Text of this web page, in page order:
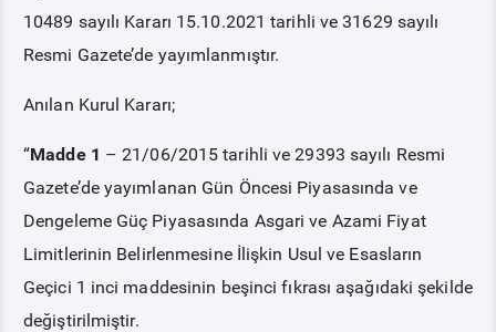
BT HİZMET YÖNETİM SİSTEMİ POLİTİKAMIZ
10489 sayılı Kararı 15.10.2021 tarihli ve 31629 sayılı
Resmi Gazete’de yayımlanmıştır.
Anılan Kurul Kararı;
“Madde 1 – 21/06/2015 tarihli ve 29393 sayılı Resmi
Gazete’de yayımlanan Gün Öncesi Piyasasında ve
Dengeleme Güç Piyasasında Asgari ve Azami Fiyat
Limitlerinin Belirlenmesine İlişkin Usul ve Esasların
Geçici 1 inci maddesinin beşinci fıkrası aşağıdaki şekilde
değiştirilmiştir.